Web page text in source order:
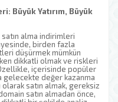
Büyük Yatırım, Büyük
satın alma indirimleri
birden fazla
düşürmek mümkün
dikkatli olmak ve riskleri
içerisinde popüler
gelecekte değer kazanma
satın almak, gereksiz
satın almadan önce,